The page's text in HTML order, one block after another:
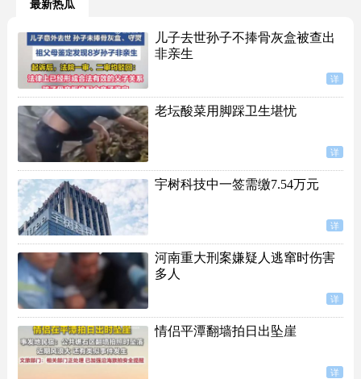
最新热瓜
儿子去世孙子不捧骨灰盒被查出
非亲生
详
老坛酸菜用脚踩卫生堪忧
详
宇树科技中一签需缴7.54万元
详
河南重大刑案嫌疑人逃窜时伤害
多人
详
情侣平潭翻墙拍日出坠崖
详